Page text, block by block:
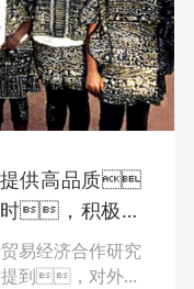
提供高品质
，积极承
疗机构及贫困
易经济合作研究
提到，对外开